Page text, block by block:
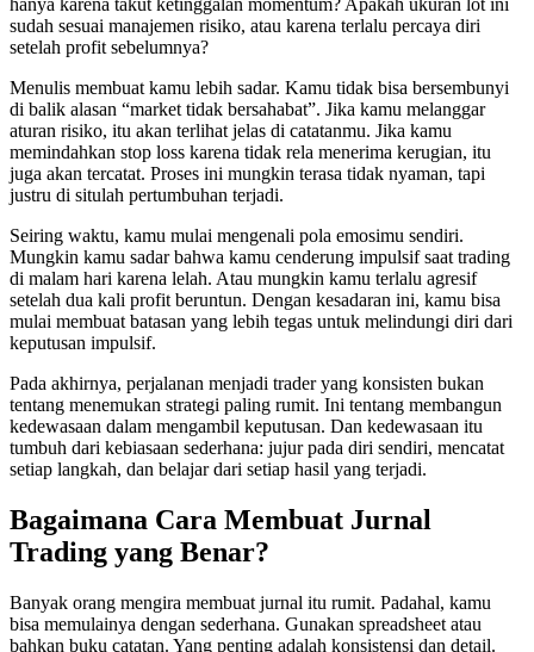
hanya karena takut ketinggalan momentum? Apakah ukuran lot ini
sudah sesuai manajemen risiko, atau karena terlalu percaya diri
setelah profit sebelumnya?
Menulis membuat kamu lebih sadar. Kamu tidak bisa bersembunyi
di balik alasan “market tidak bersahabat”. Jika kamu melanggar
aturan risiko, itu akan terlihat jelas di catatanmu. Jika kamu
memindahkan stop loss karena tidak rela menerima kerugian, itu
juga akan tercatat. Proses ini mungkin terasa tidak nyaman, tapi
justru di situlah pertumbuhan terjadi.
Seiring waktu, kamu mulai mengenali pola emosimu sendiri.
Mungkin kamu sadar bahwa kamu cenderung impulsif saat trading
di malam hari karena lelah. Atau mungkin kamu terlalu agresif
setelah dua kali profit beruntun. Dengan kesadaran ini, kamu bisa
mulai membuat batasan yang lebih tegas untuk melindungi diri dari
keputusan impulsif.
Pada akhirnya, perjalanan menjadi trader yang konsisten bukan
tentang menemukan strategi paling rumit. Ini tentang membangun
kedewasaan dalam mengambil keputusan. Dan kedewasaan itu
tumbuh dari kebiasaan sederhana: jujur pada diri sendiri, mencatat
setiap langkah, dan belajar dari setiap hasil yang terjadi.
Bagaimana Cara Membuat Jurnal
Trading yang Benar?
Banyak orang mengira membuat jurnal itu rumit. Padahal, kamu
bisa memulainya dengan sederhana. Gunakan spreadsheet atau
bahkan buku catatan. Yang penting adalah konsistensi dan detail.